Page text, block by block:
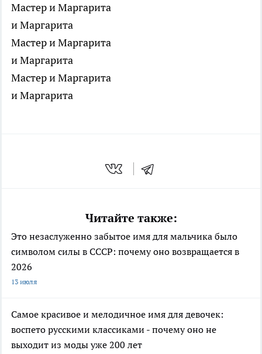
Мастер и Маргарита
и Маргарита
Мастер и Маргарита
и Маргарита
Мастер и Маргарита
и Маргарита
Читайте также:
Это незаслуженно забытое имя для мальчика было
символом силы в СССР: почему оно возвращается в
2026
13 июля
Самое красивое и мелодичное имя для девочек:
воспето русскими классиками - почему оно не
выходит из моды уже 200 лет